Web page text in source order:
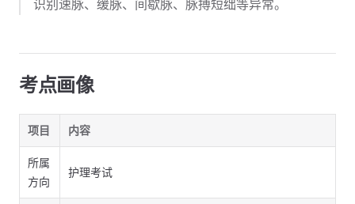
识别速脉、缓脉、间歇脉、脉搏短绌等异常。
考点画像
项目 内容
所属
方向
护理考试